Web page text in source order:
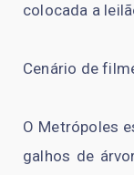
colocada a
Cenário de
O Metrópoles
galhos de